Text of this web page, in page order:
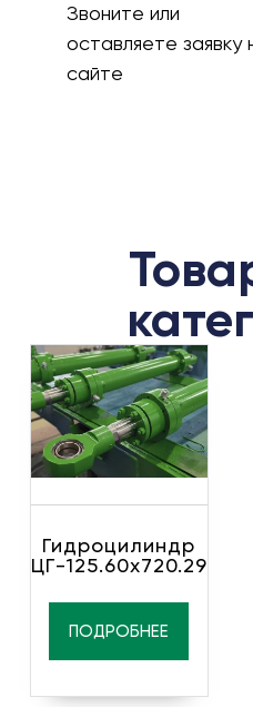
Звоните или
оставляете заявку
сайте
Гидроцилиндр
ЦГ-125.60х720.29
ПОДРОБНЕЕ